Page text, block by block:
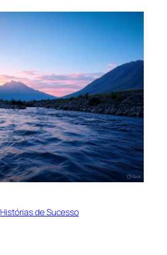
Histórias de Sucesso